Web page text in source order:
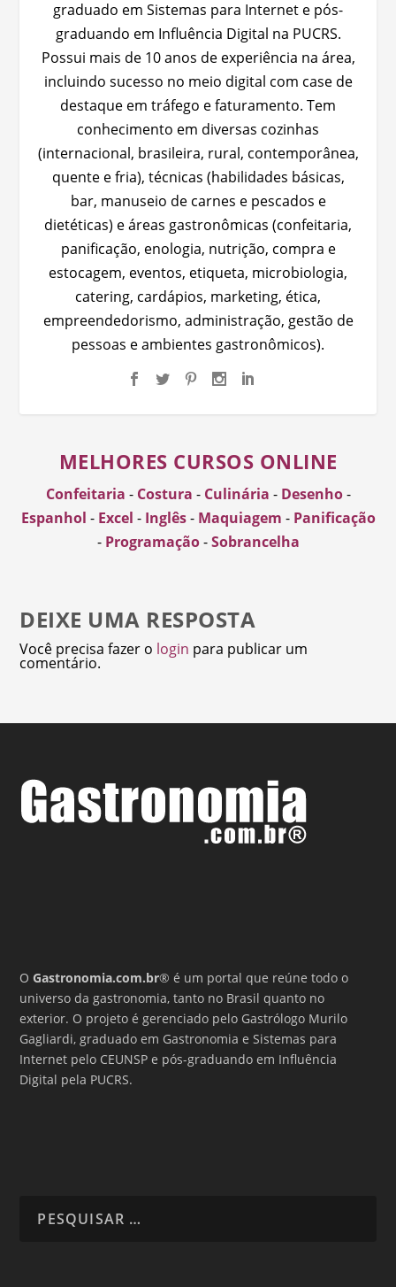
graduado em Sistemas para Internet e pós-
graduando em Influência Digital na PUCRS.
Possui mais de 10 anos de experiência na área,
incluindo sucesso no meio digital com case de
destaque em tráfego e faturamento. Tem
conhecimento em diversas cozinhas
(internacional, brasileira, rural, contemporânea,
quente e fria), técnicas (habilidades básicas,
bar, manuseio de carnes e pescados e
dietéticas) e áreas gastronômicas (confeitaria,
panificação, enologia, nutrição, compra e
estocagem, eventos, etiqueta, microbiologia,
catering, cardápios, marketing, ética,
empreendedorismo, administração, gestão de
pessoas e ambientes gastronômicos).
MELHORES CURSOS ONLINE
Confeitaria - Costura - Culinária - Desenho-
Espanhol - Excel - Inglês- Maquiagem - Panificação
- Programação-Sobrancelha
DEIXE UMA RESPOSTA
Você precisa fazer o login para publicar um
comentário.
OGastronomia.com.br® é um portal que reúne todo o
universo da gastronomia, tanto no Brasil quanto no
exterior. O projeto é gerenciado pelo Gastrólogo Murilo
Gagliardi, graduado em Gastronomia e Sistemas para
Internet pelo CEUNSP e pós-graduando em Influência
Digital pela PUCRS.